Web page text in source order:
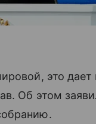
это дает
Об этом